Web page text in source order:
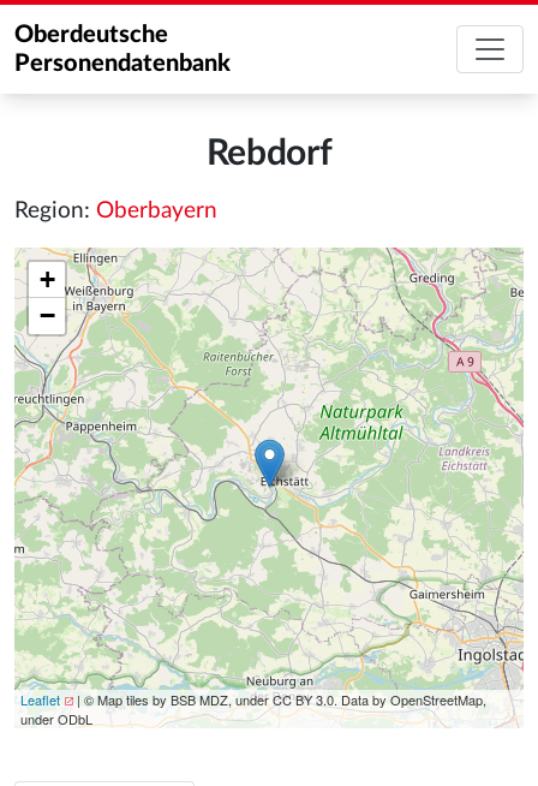
Oberdeutsche
Personendatenbank
Rebdorf
Region: Oberbayern
+
−
Leaflet
| © Map tiles by BSB MDZ, under CC BY 3.0. Data by OpenStreetMap,
under ODbL